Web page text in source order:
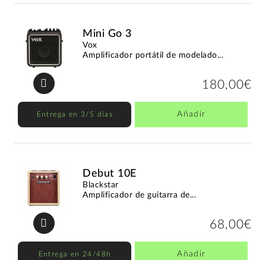
Mini Go 3
Vox
Amplificador portátil de modelado...
180,00€
Entrega en 3/5 días Añadir
Debut 10E
Blackstar
Amplificador de guitarra de...
68,00€
Entrega en 24/48h Añadir